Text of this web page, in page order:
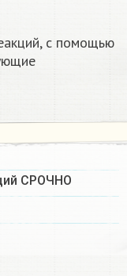
с помощью
СРОЧНО